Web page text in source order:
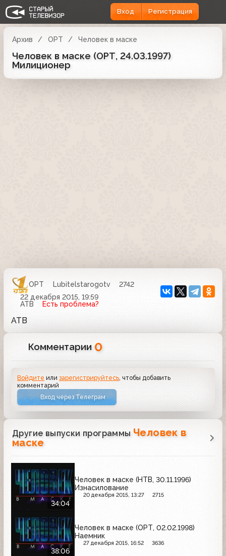
Вход Регистрация
Архив ОРТ Человек в маске
Человек в маске (ОРТ, 24.03.1997)
Милиционер
ОРТ Lubitelstarogotv
2742
22 декабря 2015, 19:59
АТВ
Есть проблема?
АТВ
Комментарии 0
Войдите илизарегистрируйтесь , чтобы добавить
комментарий
Вход через Телеграм
Другие выпуски программы Человек в
маске
34:04
Человек в маске (НТВ, 30.11.1996)
Изнасилование
20 декабря 2015, 13:27 2715
38:06
Человек в маске (ОРТ, 02.02.1998)
Наемник
27 декабря 2015, 16:52 3636